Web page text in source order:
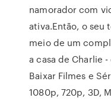
namorador com
ativa.Então, o seu
meio de um
a casa de Charlie
Baixar Filmes e
1080p, 720p, 3D,